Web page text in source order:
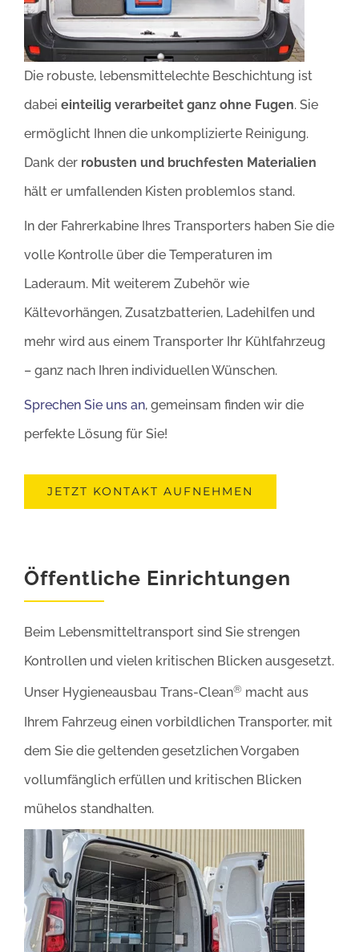
Die robuste, lebensmittelechte Beschichtung ist
dabei einteilig verarbeitet ganz ohne Fugen. Sie
ermöglicht Ihnen die unkomplizierte Reinigung.
Dank der robusten und bruchfesten Materialien
hält er umfallenden Kisten problemlos stand.
In der Fahrerkabine Ihres Transporters haben Sie die
volle Kontrolle über die Temperaturen im
Laderaum. Mit weiterem Zubehör wie
Kältevorhängen, Zusatzbatterien, Ladehilfen und
mehr wird aus einem Transporter Ihr Kühlfahrzeug
– ganz nach Ihren individuellen Wünschen.
Sprechen Sie uns an, gemeinsam finden wir die
perfekte Lösung für Sie!
JETZT KONTAKT AUFNEHMEN
Öffentliche Einrichtungen
Beim Lebensmitteltransport sind Sie strengen
Kontrollen und vielen kritischen Blicken ausgesetzt.
Unser Hygieneausbau Trans-Clean®macht aus
Ihrem Fahrzeug einen vorbildlichen Transporter, mit
dem Sie die geltenden gesetzlichen Vorgaben
vollumfänglich erfüllen und kritischen Blicken
mühelos standhalten.